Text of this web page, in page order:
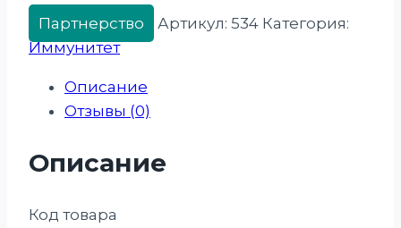
Партнерство Артикул: 534 Категория:
Иммунитет
Описание
Отзывы (0)
Описание
Код товара